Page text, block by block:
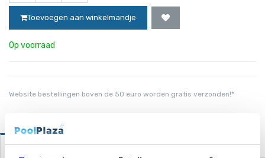
Toevoegen aan winkelmandje
Op voorraad
Website bestellingen boven de 50 euro worden gratis verzonden!*
Omschrijving